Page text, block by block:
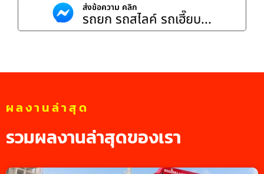
ส่งข้อความ คลิก
รถยก รถสไลค์ รถเฮี๊ยบ...
ผลงานล่าสุด
รวมผลงานล่าสุดของเรา